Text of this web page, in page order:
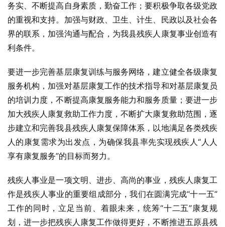
务实、不断提高自身素质，勤奋工作；要积极争取各级党政
的重视和支持。加强与财政、卫生、计生、民政以及社会各
界的联系，加强沟通与配合，为我县残疾人康复事业创造有
利条件。
要进一步完善基层康复训练与服务网络，建立健全各级康复
服务机构，加强对基层康复工作的技术指导和对基层康复员
的培训力度，不断提高康复服务能力和服务质量；要进一步
加大残疾人康复救助工作力度，不断扩大康复救助范围，逐
步建立和完善我县残疾人康复保障体系，以地满足各类残疾
人的康复需求为出发点，为确保我县率先实现残疾人“人人
享有康复服务”的目标而努力。
残疾人事业是一项文明、进步、高尚的事业，残疾人康复工
作是残疾人事业的重要组成部分，我们在圆满完成“十一五”
工作的同时，立足当前、着眼未来，统筹“十二五”康复规
划，进一步把残疾人康复工作做得更好，不断推进五原县残